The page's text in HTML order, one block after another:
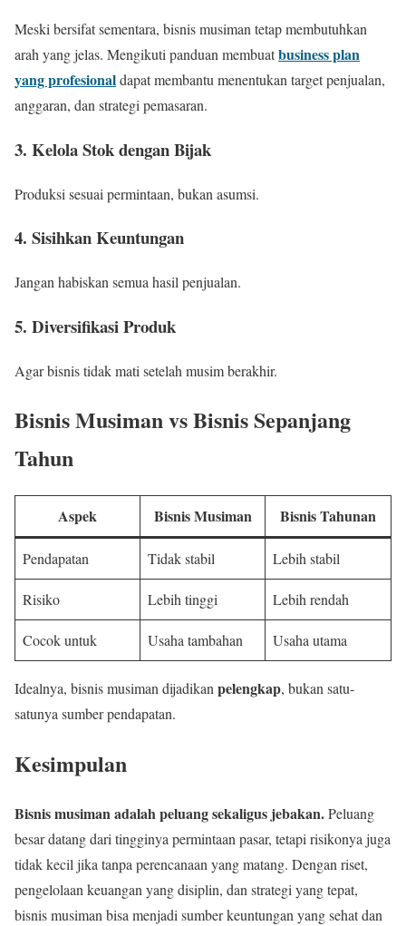
Meski bersifat sementara, bisnis musiman tetap membutuhkan
arah yang jelas. Mengikuti panduan membuatbusiness plan
yang profesionaldapat membantu menentukan target penjualan,
anggaran, dan strategi pemasaran.
3. Kelola Stok dengan Bijak
Produksi sesuai permintaan, bukan asumsi.
4. Sisihkan Keuntungan
Jangan habiskan semua hasil penjualan.
5. Diversifikasi Produk
Agar bisnis tidak mati setelah musim berakhir.
Bisnis Musiman vs Bisnis Sepanjang
Tahun
Aspek Bisnis Musiman Bisnis Tahunan
Pendapatan Tidak stabil Lebih stabil
Risiko Lebih tinggi Lebih rendah
Cocok untuk Usaha tambahan Usaha utama
Idealnya, bisnis musiman dijadikanpelengkap, bukan satu-
satunya sumber pendapatan.
Kesimpulan
Bisnis musiman adalah peluang sekaligus jebakan.Peluang
besar datang dari tingginya permintaan pasar, tetapi risikonya juga
tidak kecil jika tanpa perencanaan yang matang. Dengan riset,
pengelolaan keuangan yang disiplin, dan strategi yang tepat,
bisnis musiman bisa menjadi sumber keuntungan yang sehat dan